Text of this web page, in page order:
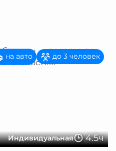
Индивидуальная 4.5ч
на авто до 3 человек